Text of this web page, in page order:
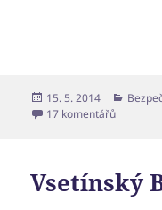
Publikováno:
15. 5. 2014
17 komentářůu textu s
Vsetínský